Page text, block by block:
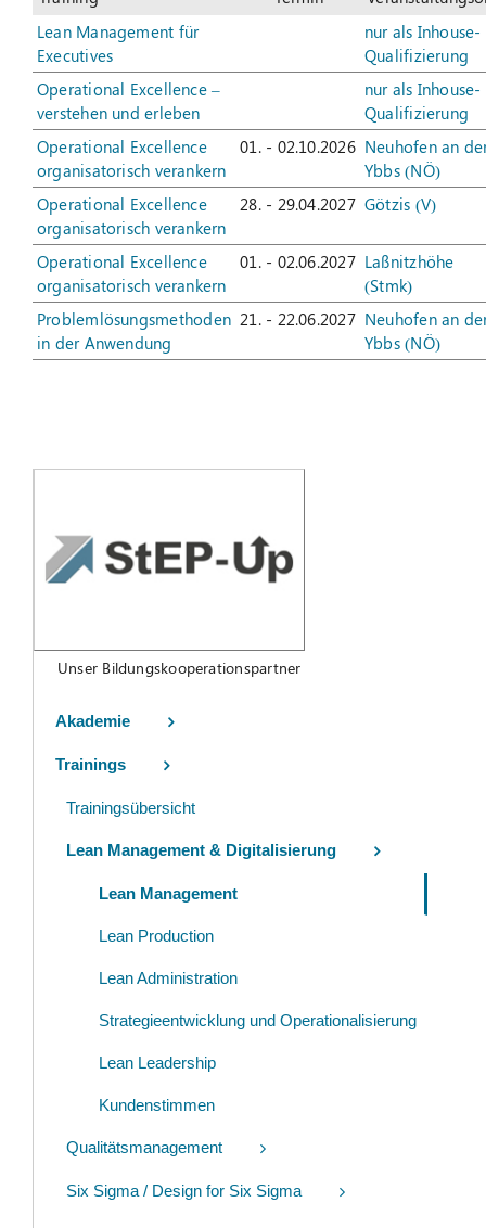
Suche
nach:
Lean Management für
Executives
nur als Inhouse-
Qualifizierung
Operational Excellence –
verstehen und erleben
nur als Inhouse-
Qualifizierung
Operational Excellence
organisatorisch verankern
01. - 02.10.2026 Neuhofen an
Ybbs (NÖ)
Operational Excellence
organisatorisch verankern
28. - 29.04.2027 Götzis (V)
Operational Excellence
organisatorisch verankern
01. - 02.06.2027 Laßnitzhöhe
(Stmk)
Problemlösungsmethoden
in der Anwendung
21. - 22.06.2027 Neuhofen an
Ybbs (NÖ)
Unser Bildungskooperationspartner
Akademie
Trainings
Trainingsübersicht
Lean Management & Digitalisierung
Lean Management
Lean Production
Lean Administration
Strategieentwicklung und Operationalisierung
Lean Leadership
Kundenstimmen
Qualitätsmanagement
Six Sigma / Design for Six Sigma